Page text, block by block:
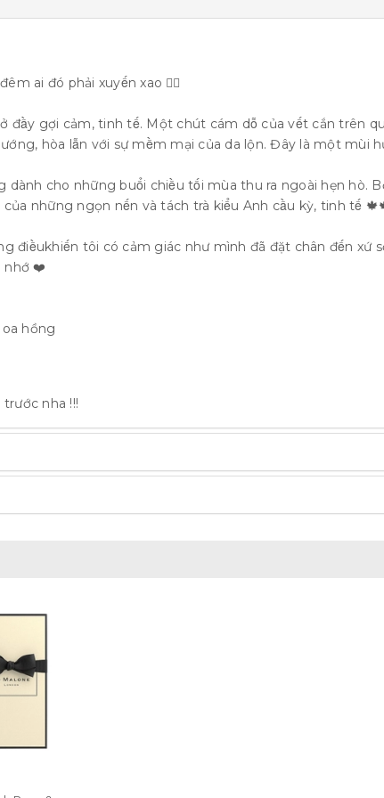
ai đó phải xuyến xao 🙆‍♂️
đầy gợi cảm, tinh tế. Một chút cám dỗ của vết cắn trên
hòa lẫn với sự mềm mại của da lộn. Đây là một mùi
dành cho những buổi chiều tối mùa thu ra ngoài hẹn hò.
những ngọn nến và tách trà kiểu Anh cầu kỳ, tinh tế
điềukhiến tôi có cảm giác như mình đã đặt chân đến
nhớ ❤️
hồng
nha !!!